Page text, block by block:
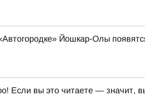
Йошкар-Олы
Если вы это читаете — значит,